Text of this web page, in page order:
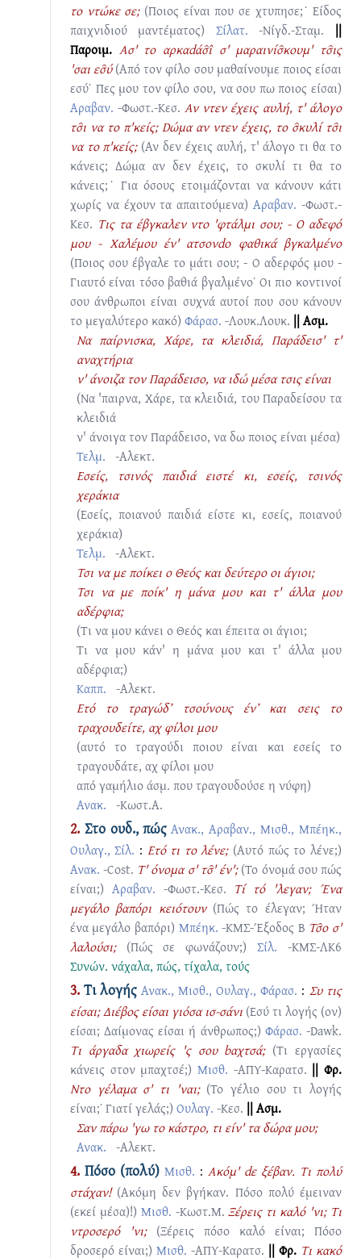
το ντώκε σε; (Ποιος είναι που σε χτυπησε;˙ Είδος
παιχνιδιού μαντέματος) Σίλατ. -Νίγδ.-Σταμ.
||
Παροιμ. Ασ' το αρκαdάσ̑ι̂ σ' μαραινίσ̑κουμ' τσ̑ις
'σαι εσ̑ύ (Από τον φίλο σου μαθαίνουμε ποιος είσαι
εσύ˙ Πες μου τον φίλο σου, να σου πω ποιος είσαι)
Αραβαν. -Φωστ.-Κεσ. Αν ντεν έχεις αυλή, τ' άλογο
τσ̑ι να το π'κείς; Dώμα αν ντεν έχεις, το σ̑κυλί τσ̑ι
να το π'κείς; (Αν δεν έχεις αυλή, τ' άλογο τι θα το
κάνεις; Δώμα αν δεν έχεις, το σκυλί τι θα το
κάνεις;˙ Για όσους ετοιμάζονται να κάνουν κάτι
χωρίς να έχουν τα απαιτούμενα)Αραβαν. -Φωστ.-
Κεσ. Τις τα έβγκαλεν ντo 'φτάλμι σου; - Ο αδεφό
μου - Χαλέμου έν' ατσονdo φαθικά βγκαλμένο
(Ποιος σου έβγαλε το μάτι σου; - Ο αδερφός μου -
Γιαυτό είναι τόσο βαθιά βγαλμένο˙ Οι πιο κοντινοί
σου άνθρωποι είναι συχνά αυτοί που σου κάνουν
το μεγαλύτερο κακό) Φάρασ. -Λουκ.Λουκ. || Ασμ.
Να παίρνισκα, Χάρε, τα κλειδιά, Παράδεισ' τ'
αναχτήρια
ν' άνοιζα τον Παράδεισο, να ιδώ μέσα τσις είναι
(Να 'παιρνα, Χάρε, τα κλειδιά, του Παραδείσου τα
κλειδιά
ν' άνοιγα τον Παράδεισο, να δω ποιος είναι μέσα)
Τελμ. -Αλεκτ.
Εσείς, τσινός παιδιά ειστέ κι, εσείς, τσινός
χεράκια
(Εσείς, ποιανού παιδιά είστε κι, εσείς, ποιανού
χεράκια)
Τελμ. -Αλεκτ.
Τσι να με ποίκει ο Θεός και δεύτερο οι άγιοι;
Τσι να με ποίκ' η μάνα μου και τ' άλλα μου
αδέρφια;
(Τι να μου κάνει ο Θεός και έπειτα οι άγιοι;
Τι να μου κάν' η μάνα μου και τ' άλλα μου
αδέρφια;)
Καππ. -Αλεκτ.
Ετό το τραγώδ’ τσούνους έν’ και σεις το
τραχουδείτε, αχ φίλοι μου
(αυτό το τραγούδι ποιου είναι και εσείς το
τραγουδάτε, αχ φίλοι μου
από γαμήλιο άσμ. που τραγουδούσε η νύφη)
Ανακ. -Κωστ.Α.
2.Στο ουδ., πώςΑνακ., Αραβαν., Μισθ., Μπέηκ.,
Ουλαγ., Σίλ. : Ετό τι το λένε; (Αυτό πώς το λένε;)
Ανακ. -Cost. Τ' όνομα σ' τσ̑' έν'; (Το όνομά σου πώς
είναι;) Αραβαν. -Φωστ.-Κεσ. Τί τό 'λεγαν; Ένα
μεγάλο βαπόρι κειότουν (Πώς το έλεγαν; Ήταν
ένα μεγάλο βαπόρι) Μπέηκ. -ΚΜΣ-Έξοδος Β Τσ̑ο σ'
λαλούσι; (Πώς σε φωνάζουν;)Σίλ. -ΚΜΣ-ΛΚ6
Συνών. νάχαλα, πώς, τίχαλα, τούς
3.Τι λογής Ανακ., Μισθ., Ουλαγ., Φάρασ. : Συ τις
είσαι; Διέβος είσαι γιόσα ισ-σάνι (Εσύ τι λογής (ον)
είσαι; Δαίμονας είσαι ή άνθρωπος;) Φάρασ. -Dawk.
Τι άργαδα χιωρείς 'ς σου bαχτσά; (Τι εργασίες
κάνεις στον μπαχτσέ;) Μισθ. -ΑΠΥ-Καρατσ. || Φρ.
Ντο γέλαμα σ' τι 'ναι; (Το γέλιο σου τι λογής
είναι;˙ Γιατί γελάς;) Ουλαγ. -Κεσ. || Ασμ.
Σαν πάρω 'γω το κάστρο, τι είν' τα δώρα μου;
Ανακ. -Αλεκτ.
4.Πόσο (πολύ) Μισθ. : Ακόμ' dε ξέβαν. Τι πολύ
στάχαν! (Ακόμη δεν βγήκαν. Πόσο πολύ έμειναν
(εκεί μέσα)!) Μισθ. -Κωστ.Μ. Ξέρεις τι καλό 'νι; Τι
ντροσερό 'νι; (Ξέρεις πόσο καλό είναι; Πόσο
δροσερό είναι;) Μισθ. -ΑΠΥ-Καρατσ. || Φρ. Τι κακό